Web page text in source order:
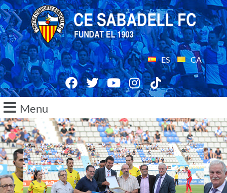
ES CA
Menu